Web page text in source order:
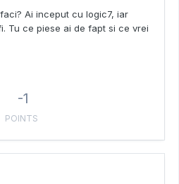
Ai inceput cu logic7, iar
Tu ce piese ai de fapt si ce vrei
-1
POINTS